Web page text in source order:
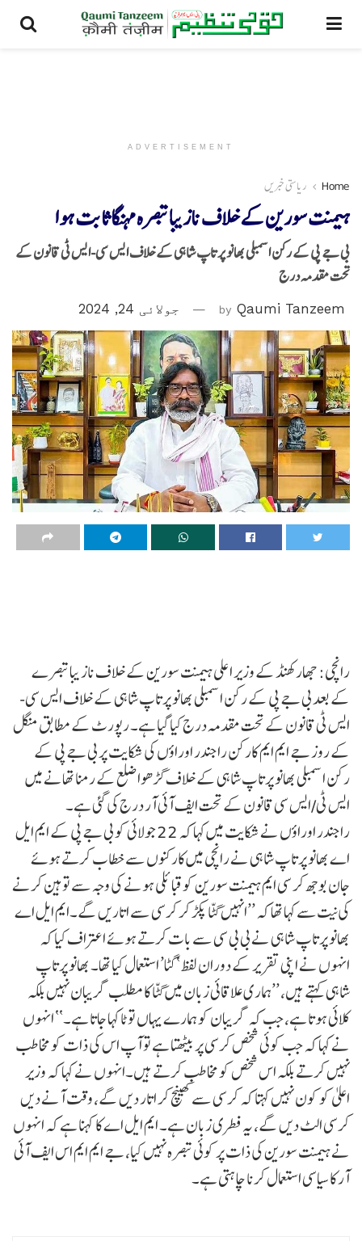
ADVERTISEMENT
Home ریاستی خبریں
ہیمنت سورین کے خلاف نازیبا تبصرہ مہنگا ثابت ہوا
بی جے پی کے رکن اسمبلی بھانو پرتاپ شاہی کے خلاف ایس سی-ایس ٹی قانون کے
تحت مقدمہ درج
by Qaumi Tanzeem جولائی 24, 2024
رانچی: جھارکھنڈ کے وزیر اعلی ہیمنت سورین کے خلاف نازیبا تبصرے
کے بعد بی جے پی کے رکن اسمبلی بھانو پرتاپ شاہی کے خلاف ایس سی-
ایس ٹی قانون کے تحت مقدمہ درج کیا گیا ہے۔ رپورٹ کے مطابق منگل
کے روز جے ایم ایم کارکن راجندر اوراؤں کی شکایت پر بی جے پی کے
رکن اسمبلی بھانو پرتاپ شاہی کے خلاف گڑھوا ضلع کے رمنا تھانے میں
ایس ٹی/ایس سی قانون کے تحت ایف آئی آر درج کی گئی ہے۔
راجندر اوراؤں نے شکایت میں کہا کہ 22 جولائی کو بی جے پی کے ایم ایل
اے بھانو پرتاپ شاہی نے رانچی میں کارکنوں سے خطاب کرتے ہوئے
جان بوجھ کر سی ایم ہیمنت سورین کو قبائلی ہونے کی وجہ سے توہین کرنے
کی نیت سے کہا تھا کہ ’’انہیں گٹّا پکڑ کر کرسی سے اتاریں گے۔ایم ایل اے
بھانو پرتاپ شاہی نے بی بی سی سے بات کرتے ہوئے اعتراف کیا کہ
انہوں نے اپنی تقریر کے دوران لفظ ‘گٹا’ استعمال کیا تھا۔ بھانو پرتاپ
شاہی کہتے ہیں، ’’ہماری علاقائی زبان میں گٹّا کا مطلب گریبان نہیں بلکہ
کلائی ہوتا ہے، جب کہ گریبان کو ہمارے یہاں توٹا کہا جاتا ہے۔‘‘ انہوں
نے کہا کہ جب کوئی شخص کرسی پر بیٹھتا ہے تو آپ اس کی ذات کو مخاطب
نہیں کرتے بلکہ اس شخص کو مخاطب کرتے ہیں۔انہوں نے کہا کہ وزیر
اعلیٰ کو کون نہیں کہتا کہ کرسی سے کھینچ کر اتار دیں گے، وقت آنے دیں
کرسی الٹ دیں گے، یہ فطری زبان ہے۔ ایم ایل اے کا کہنا ہے کہ انہوں
نے ہیمنت سورین کی ذات پر کوئی تبصرہ نہیں کیا، جے ایم ایم اس ایف آئی
آر کا سیاسی استعمال کرنا چاہتی ہے۔